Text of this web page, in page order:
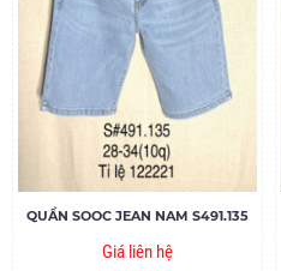
QUẦN SOOC JEAN NAM S491.135
Giá liên hệ